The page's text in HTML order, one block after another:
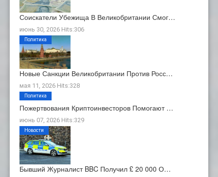
Соискатели Убежища В Великобритании Смог…
июнь 30, 2026 Hits:306
Новые Санкции Великобритании Против Росс…
мая 11, 2026 Hits:328
Политика
Пожертвования Криптоинвесторов Помогают …
июнь 07, 2026 Hits:329
Политика
Бывший Журналист BBC Получил £ 20 000 О…
Новости